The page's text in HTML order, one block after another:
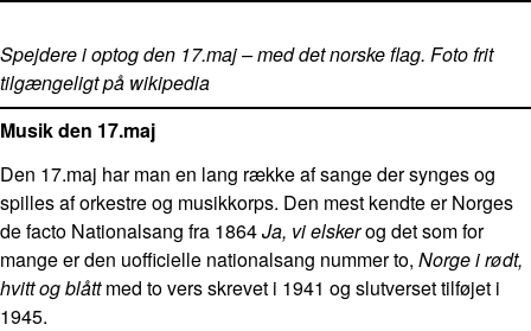
Spejdere i optog den 17.maj – med det norske flag. Foto frit
tilgængeligt på wikipedia
Musik den 17.maj
Den 17.maj har man en lang række af sange der synges og
spilles af orkestre og musikkorps. Den mest kendte er Norges
de facto Nationalsang fra 1864Ja, vi elskerog det som for
mange er den uofficielle nationalsang nummer to, Norge i rødt,
hvitt og blåttmed to vers skrevet i 1941 og slutverset tilføjet i
1945.